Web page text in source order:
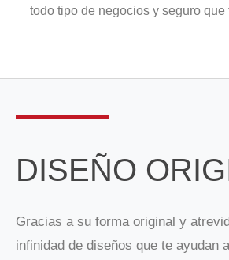
todo tipo de negocios y seguro
DISEÑO
Gracias a su forma original y
infinidad de diseños que te ayudan